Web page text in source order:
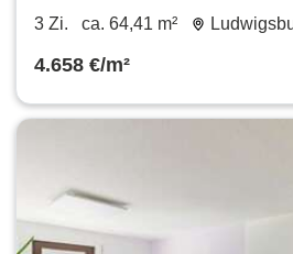
300.000 € 64.41 m²
3 Zi. ca. 64,41 m²
4.658 €/m²